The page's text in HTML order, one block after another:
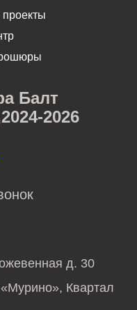
Балт
2026
д. 30
Квартал